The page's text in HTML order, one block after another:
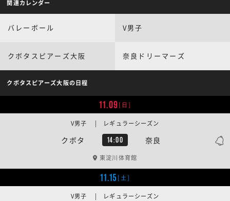
関連カレンダー
バレーボール V男子
クボタスピアーズ大阪 奈良ドリーマーズ
クボタスピアーズ大阪の日程
11.09[日]
クボタ 14:00 奈良
V男子 | レギュラーシーズン
東淀川体育館
11.15[土]
V男子 | レギュラーシーズン